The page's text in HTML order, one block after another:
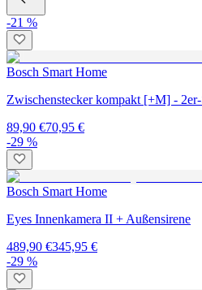
-21 %
Bosch Smart Home
Zwischenstecker kompakt [+M] -
89,90 €70,95 €
-29 %
Bosch Smart Home
Eyes Innenkamera II + Außensirene
489,90 €345,95 €
-29 %